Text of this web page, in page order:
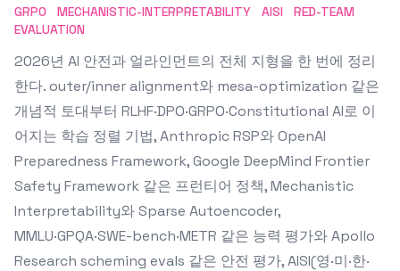
GRPO
MECHANISTIC-INTERPRETABILITY AISI
RED-TEAM
EVALUATION
2026년 AI 안전과 얼라인먼트의 전체 지형을 한 번에 정리
한다. outer/inner alignment와 mesa-optimization 같은
개념적 토대부터 RLHF·DPO·GRPO·Constitutional AI로 이
어지는 학습 정렬 기법, Anthropic RSP와 OpenAI
Preparedness Framework, Google DeepMind Frontier
Safety Framework 같은 프런티어 정책, Mechanistic
Interpretability와 Sparse Autoencoder,
MMLU·GPQA·SWE-bench·METR 같은 능력 평가와 Apollo
Research scheming evals 같은 안전 평가, AISI(영·미·한·